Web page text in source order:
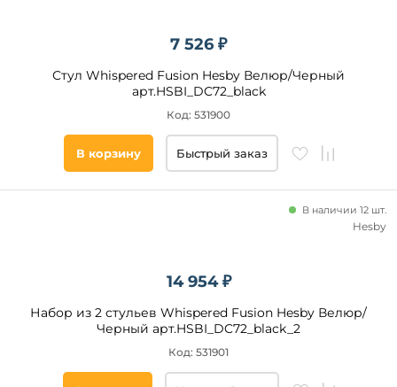
7 526 ₽
Стул Whispered Fusion Hesby Велюр/Черный
арт.HSBI_DC72_black
Код: 531900
В корзину Быстрый заказ
14 954 ₽
Набор из 2 стульев Whispered Fusion Hesby Велюр/
Черный арт.HSBI_DC72_black_2
В наличии 12 шт.
Код: 531901
Hesby